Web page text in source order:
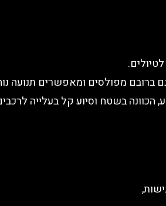
ברובם מפולסים ומאפשרים תנועה
הכוונה בשטח וסיוע קל בעלייה